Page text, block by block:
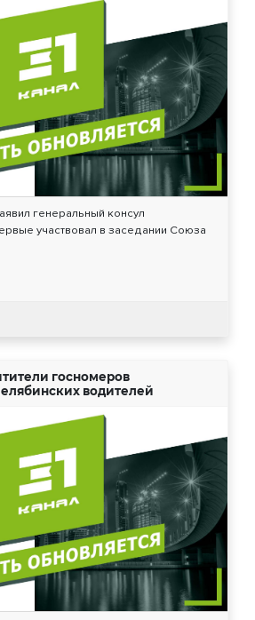
генеральный консул
участвовал в заседании Союза
госномеров
водителей